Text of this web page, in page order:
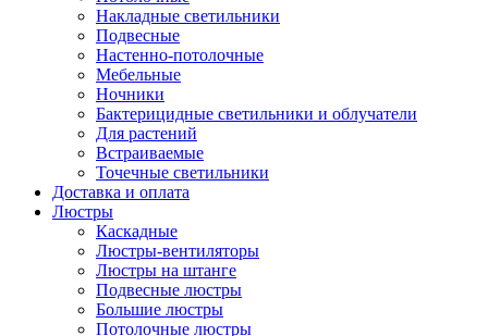
Накладные светильники
Подвесные
Настенно-потолочные
Мебельные
Ночники
Бактерицидные светильники и облучатели
Для растений
Встраиваемые
Точечные светильники
Доставка и оплата
Люстры
Каскадные
Люстры-вентиляторы
Люстры на штанге
Подвесные люстры
Большие люстры
Потолочные люстры